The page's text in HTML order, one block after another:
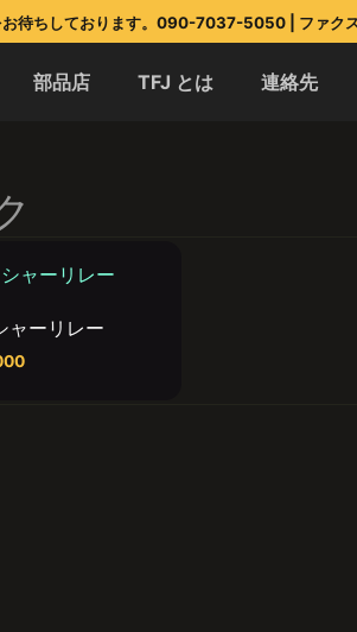
お待ちしております。090-7037-5050 | ファ
部品店 TFJ とは 連絡先
ャーリレー